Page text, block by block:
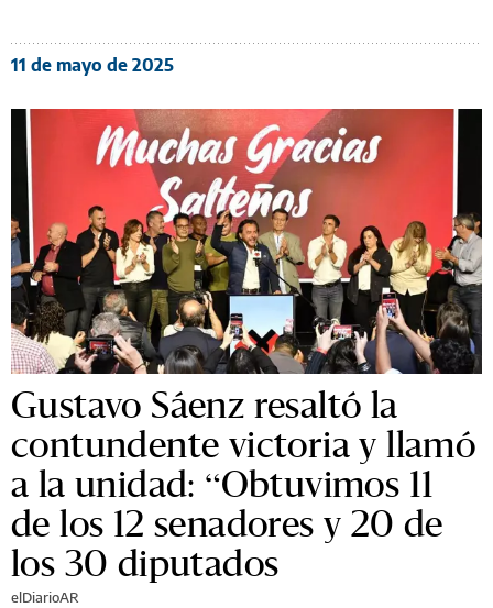
11 de mayo de 2025
Gustavo Sáenz resaltó la
contundente victoria y llamó
a la unidad: “Obtuvimos 11
de los 12 senadores y 20 de
los 30 diputados
elDiarioAR